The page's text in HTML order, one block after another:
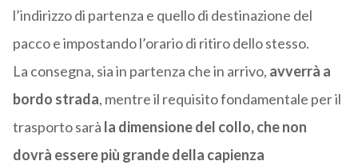
l’indirizzo di partenza e quello di destinazione del
pacco e impostando l’orario di ritiro dello stesso.
La consegna, sia in partenza che in arrivo, avverrà a
bordo strada, mentre il requisito fondamentale per il
trasporto sarà la dimensione del collo, che non
dovrà essere più grande della capienza